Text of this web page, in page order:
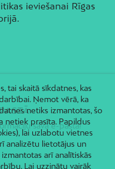
ieviešanai Rīgas
savā e-pastā!
tai skaitā sīkdatnes, kas
Ņemot vērā, ka
netiks izmantotas, šo
netiek prasīta. Papildus
lai uzlabotu vietnes
analizētu lietotājus un
arī analītiskās
Lai uzzinātu vairāk